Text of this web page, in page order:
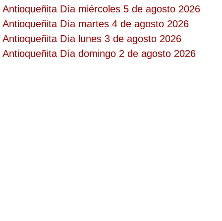
Sinuano Noche
Super Chontico Noche
Antioqueñita Día miércoles 5 de agosto 2026
Antioqueñita Día martes 4 de agosto 2026
Antioqueñita Día lunes 3 de agosto 2026
Antioqueñita Día domingo 2 de agosto 2026